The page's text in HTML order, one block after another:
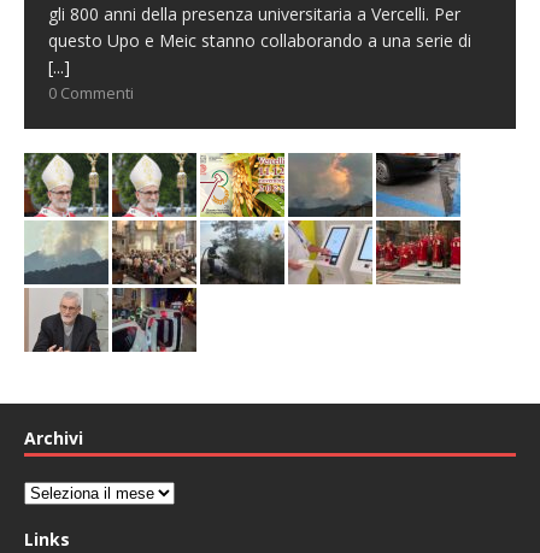
gli 800 anni della presenza universitaria a Vercelli. Per
questo Upo e Meic stanno collaborando a una serie di
[...]
0 Commenti
Archivi
Archivi
Links